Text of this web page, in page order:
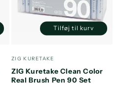
Forhandler:
ZIG KURETAKE
ZIG Kuretake Clean Color
Real Brush Pen 90 Set
Reducer
Default
Title
Øg
Title
Tilføj til kurv